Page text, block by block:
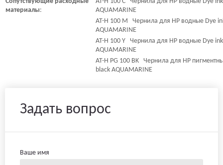
материалы:
AQUAMARINE
AT-H 100 M Чернила для HP водные Dye
AQUAMARINE
AT-H 100 Y Чернила для HP водные Dye
AQUAMARINE
AT-H PG 100 BK Чернила для HP
black AQUAMARINE
Задать вопрос
Ваше имя